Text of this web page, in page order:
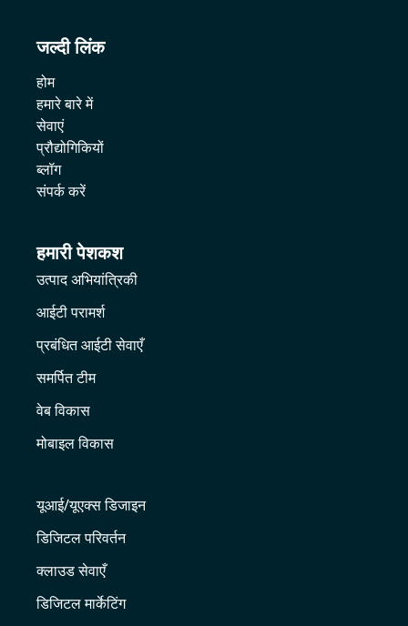
जल्दी लिंक
होम
हमारे बारे में
सेवाएं
प्रौद्योगिकियों
ब्लॉग
संपर्क करें
हमारी पेशकश
उत्पाद अभियांत्रिकी
आईटी परामर्श
प्रबंधित आईटी सेवाएँ
समर्पित टीम
वेब विकास
मोबाइल विकास
यूआई/यूएक्स डिजाइन
डिजिटल परिवर्तन
क्लाउड सेवाएँ
डिजिटल मार्केटिंग